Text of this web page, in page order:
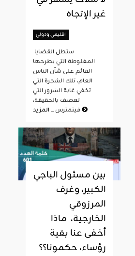
غير الإتجاه
اقليمي ودولي
المغلوطة التي يطرحها
القائم على شأن الناس
العام، تلك الشجرة التي
تخفي غابة الشرور التي
تعصف بالحقيقة،
فيتمترس ...المزيد
بين مسئول الباجي
الكبير، وغرف
المرزوقي
الخارجية، ماذا
أخفى عنا بقية
رؤساء، حكمونا؟؟